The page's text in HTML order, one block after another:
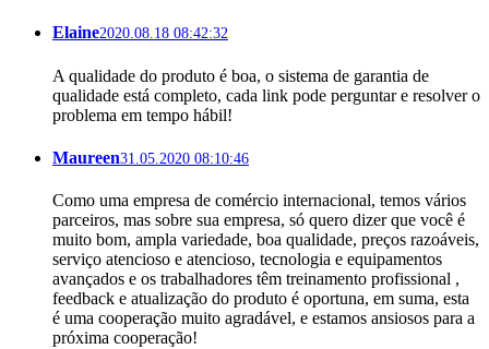
Elaine2020.08.18 08:42:32
A qualidade do produto é boa, o sistema de garantia de
qualidade está completo, cada link pode perguntar e resolver o
problema em tempo hábil!
Maureen31.05.2020 08:10:46
Como uma empresa de comércio internacional, temos vários
parceiros, mas sobre sua empresa, só quero dizer que você é
muito bom, ampla variedade, boa qualidade, preços razoáveis,
serviço atencioso e atencioso, tecnologia e equipamentos
avançados e os trabalhadores têm treinamento profissional ,
feedback e atualização do produto é oportuna, em suma, esta
é uma cooperação muito agradável, e estamos ansiosos para a
próxima cooperação!